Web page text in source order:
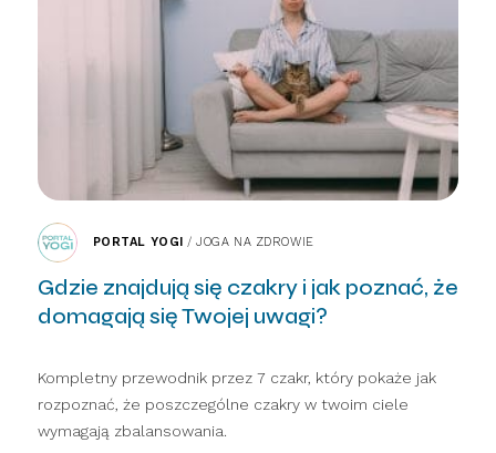
PORTAL YOGI /JOGA NA ZDROWIE
Gdzie znajdują się czakry i jak poznać, że
domagają się Twojej uwagi?
Kompletny przewodnik przez 7 czakr, który pokaże jak
rozpoznać, że poszczególne czakry w twoim ciele
wymagają zbalansowania.